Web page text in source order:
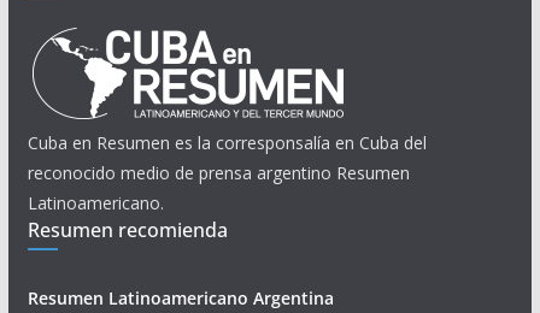
Cuba en Resumen es la corresponsalía en Cuba del
reconocido medio de prensa argentino Resumen
Latinoamericano.
Resumen recomienda
Resumen Latinoamericano Argentina